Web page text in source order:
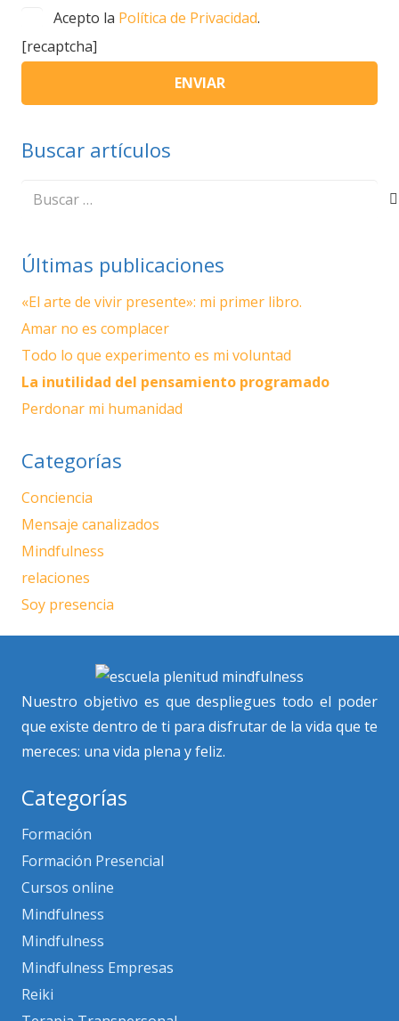
Acepto la Política de Privacidad.
[recaptcha]
Buscar artículos
Últimas publicaciones
«El arte de vivir presente»: mi primer libro.
Amar no es complacer
Todo lo que experimento es mi voluntad
La inutilidad del pensamiento programado
Perdonar mi humanidad
Categorías
Conciencia
Mensaje canalizados
Mindfulness
relaciones
Soy presencia
Nuestro objetivo es que despliegues todo el poder
que existe dentro de ti para disfrutar de la vida que te
mereces: una vida plena y feliz.
Categorías
Formación
Formación Presencial
Cursos online
Mindfulness
Mindfulness
Mindfulness Empresas
Reiki